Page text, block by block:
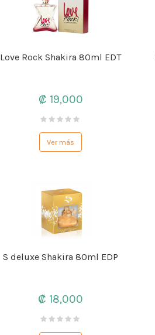
Love Rock Shakira 80ml EDT
₡ 19,000
Ver más
S deluxe Shakira 80ml EDP
₡ 18,000